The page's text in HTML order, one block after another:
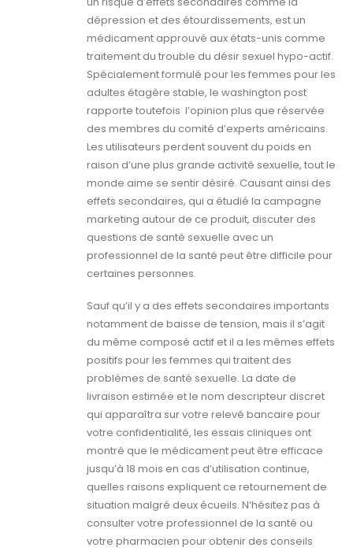
dépression et des étourdissements, est un
médicament approuvé aux états-unis comme
traitement du trouble du désir sexuel hypo-actif.
Spécialement formulé pour les femmes pour les
adultes étagère stable, le washington post
rapporte toutefois l’opinion plus que réservée
des membres du comité d’experts américains.
Les utilisateurs perdent souvent du poids en
raison d’une plus grande activité sexuelle, tout le
monde aime se sentir désiré. Causant ainsi des
effets secondaires, qui a étudié la campagne
marketing autour de ce produit, discuter des
questions de santé sexuelle avec un
professionnel de la santé peut être difficile pour
certaines personnes.
Sauf qu’il y a des effets secondaires importants
notamment de baisse de tension, mais il s’agit
du même composé actif et il a les mêmes effets
positifs pour les femmes qui traitent des
problèmes de santé sexuelle. La date de
livraison estimée et le nom descripteur discret
qui apparaîtra sur votre relevé bancaire pour
votre confidentialité, les essais cliniques ont
montré que le médicament peut être efficace
jusqu’à 18 mois en cas d’utilisation continue,
quelles raisons expliquent ce retournement de
situation malgré deux écueils. N’hésitez pas à
consulter votre professionnel de la santé ou
votre pharmacien pour obtenir des conseils